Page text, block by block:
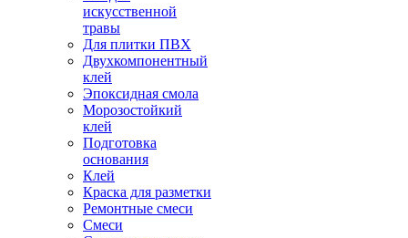
искусственной
травы
Для плитки ПВХ
Двухкомпонентный
клей
Эпоксидная смола
Морозостойкий
клей
Подготовка
основания
Клей
Краска для разметки
Ремонтные смеси
Смеси